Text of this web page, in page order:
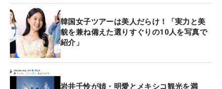
韓国女子ツアーは美人だらけ！「実力と美
貌を兼ね備えた選りすぐりの10人を写真で
紹介」
岩井千怜が姉・明愛とメキシコ観光を満